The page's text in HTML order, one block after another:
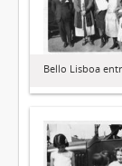
Bello Lisboa